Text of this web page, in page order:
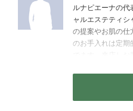
ルナピエーナの代
ャルエステティ
の提案やお肌の仕
のお手入れは定期
でます。来店し